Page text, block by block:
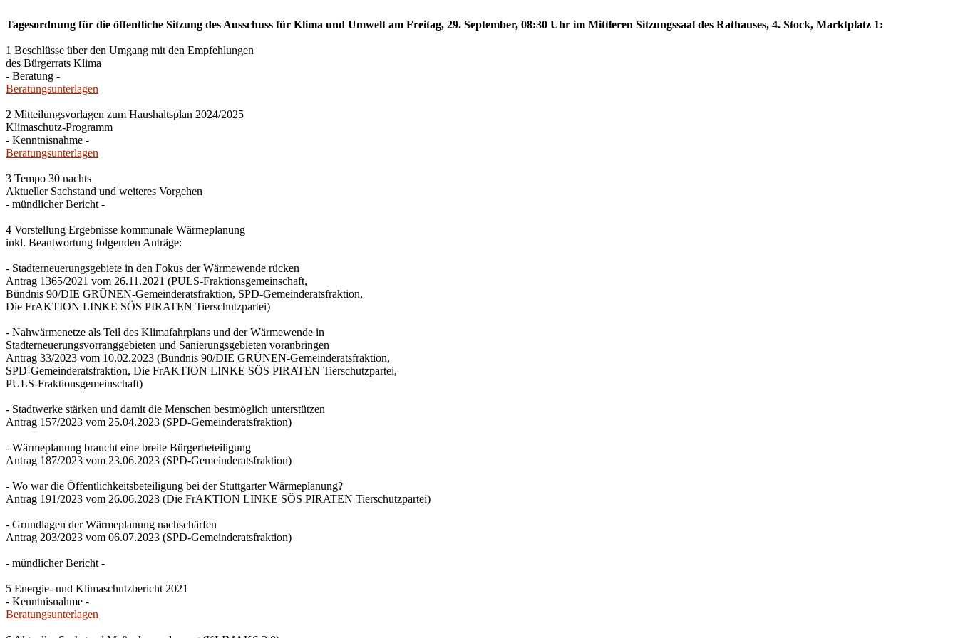
Tagesordnung für die öffentliche Sitzung des Ausschuss für Klima und Umwelt am Freitag, 29. September, 08:30 Uhr im Mittleren Sitzungssaal des Rathauses, 4. Stock, Marktplatz 1:
1 Beschlüsse über den Umgang mit den Empfehlungen
des Bürgerrats Klima
- Beratung -
Beratungsunterlagen
2 Mitteilungsvorlagen zum Haushaltsplan 2024/2025
Klimaschutz-Programm
- Kenntnisnahme -
Beratungsunterlagen
3 Tempo 30 nachts
Aktueller Sachstand und weiteres Vorgehen
- mündlicher Bericht -
4 Vorstellung Ergebnisse kommunale Wärmeplanung
inkl. Beantwortung folgenden Anträge:
- Stadterneuerungsgebiete in den Fokus der Wärmewende rücken
Antrag 1365/2021 vom 26.11.2021 (PULS-Fraktionsgemeinschaft,
Bündnis 90/DIE GRÜNEN-Gemeinderatsfraktion, SPD-Gemeinderatsfraktion,
Die FrAKTION LINKE SÖS PIRATEN Tierschutzpartei)
- Nahwärmenetze als Teil des Klimafahrplans und der Wärmewende in
Stadterneuerungsvorranggebieten und Sanierungsgebieten voranbringen
Antrag 33/2023 vom 10.02.2023 (Bündnis 90/DIE GRÜNEN-Gemeinderatsfraktion,
SPD-Gemeinderatsfraktion, Die FrAKTION LINKE SÖS PIRATEN Tierschutzpartei,
PULS-Fraktionsgemeinschaft)
- Stadtwerke stärken und damit die Menschen bestmöglich unterstützen
Antrag 157/2023 vom 25.04.2023 (SPD-Gemeinderatsfraktion)
- Wärmeplanung braucht eine breite Bürgerbeteiligung
Antrag 187/2023 vom 23.06.2023 (SPD-Gemeinderatsfraktion)
- Wo war die Öffentlichkeitsbeteiligung bei der Stuttgarter Wärmeplanung?
Antrag 191/2023 vom 26.06.2023 (Die FrAKTION LINKE SÖS PIRATEN Tierschutzpartei)
- Grundlagen der Wärmeplanung nachschärfen
Antrag 203/2023 vom 06.07.2023 (SPD-Gemeinderatsfraktion)
- mündlicher Bericht -
5 Energie- und Klimaschutzbericht 2021
- Kenntnisnahme -
Beratungsunterlagen